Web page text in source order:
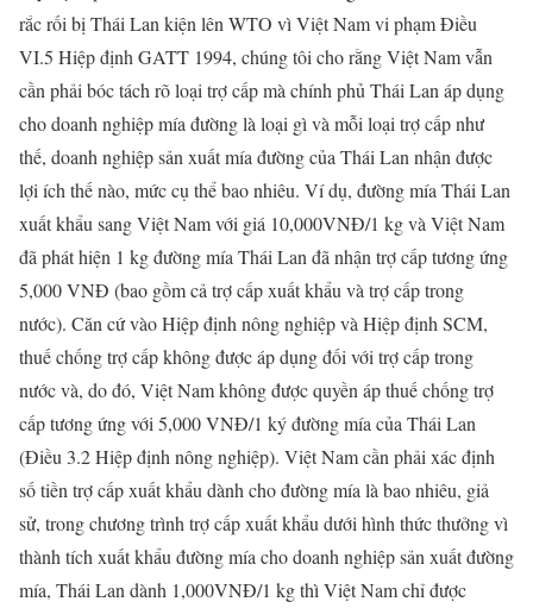
rắc rối bị Thái Lan kiện lên WTO vì Việt Nam vi phạm Điều
VI.5 Hiệp định GATT 1994, chúng tôi cho rằng Việt Nam vẫn
cần phải bóc tách rõ loại trợ cấp mà chính phủ Thái Lan áp dụng
cho doanh nghiệp mía đường là loại gì và mỗi loại trợ cấp như
thế, doanh nghiệp sản xuất mía đường của Thái Lan nhận được
lợi ích thế nào, mức cụ thể bao nhiêu. Ví dụ, đường mía Thái Lan
xuất khẩu sang Việt Nam với giá 10,000VNĐ/1 kg và Việt Nam
đã phát hiện 1 kg đường mía Thái Lan đã nhận trợ cấp tương ứng
5,000 VNĐ (bao gồm cả trợ cấp xuất khẩu và trợ cấp trong
nước). Căn cứ vào Hiệp định nông nghiệp và Hiệp định SCM,
thuế chống trợ cấp không được áp dụng đối với trợ cấp trong
nước và, do đó, Việt Nam không được quyền áp thuế chống trợ
cấp tương ứng với 5,000 VNĐ/1 ký đường mía của Thái Lan
(Điều 3.2 Hiệp định nông nghiệp). Việt Nam cần phải xác định
số tiền trợ cấp xuất khẩu dành cho đường mía là bao nhiêu, giả
sử, trong chương trình trợ cấp xuất khẩu dưới hình thức thưởng vì
thành tích xuất khẩu đường mía cho doanh nghiệp sản xuất đường
mía, Thái Lan dành 1,000VNĐ/1 kg thì Việt Nam chỉ được